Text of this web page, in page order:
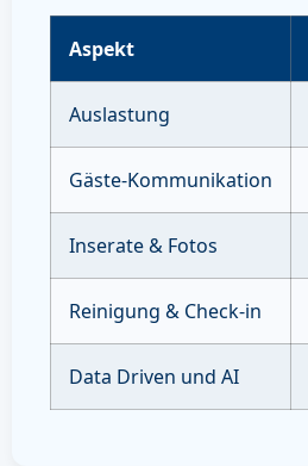
Aspekt
Auslastung
Gäste-Kommunikation
Inserate & Fotos
Reinigung & Check-in
Data Driven und AI